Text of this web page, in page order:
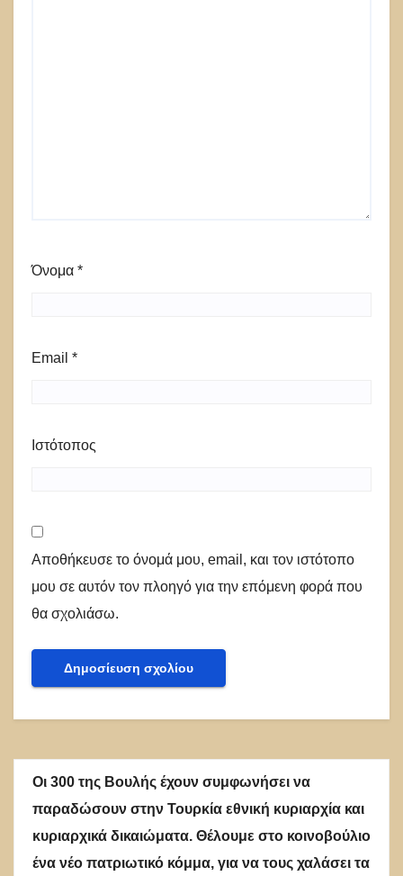
Όνομα *
Email *
Ιστότοπος
Αποθήκευσε το όνομά μου, email, και τον ιστότοπο
μου σε αυτόν τον πλοηγό για την επόμενη φορά που
θα σχολιάσω.
Οι 300 της Βουλής έχουν συμφωνήσει να
παραδώσουν στην Τουρκία εθνική κυριαρχία και
κυριαρχικά δικαιώματα. Θέλουμε στο κοινοβούλιο
ένα νέο πατριωτικό κόμμα, για να τους χαλάσει τα